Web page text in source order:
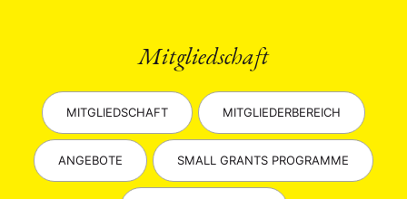
Mitgliedschaft
MITGLIEDSCHAFT MITGLIEDERBEREICH
ANGEBOTE SMALL GRANTS PROGRAMME